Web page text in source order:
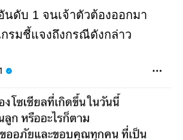
นดับ 1 จนเจ้าตัวต้องออกมา
รมชี้แจงถึงกรณีดังกล่าว